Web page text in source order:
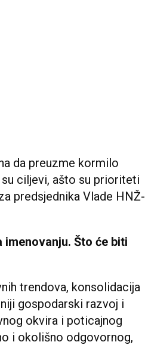
da preuzme kormilo
ciljevi, ašto su prioriteti
predsjednika Vlade HNŽ-
Što će biti
trendova, konsolidacija
gospodarski razvoj i
okvira i poticajnog
i okolišno odgovornog,